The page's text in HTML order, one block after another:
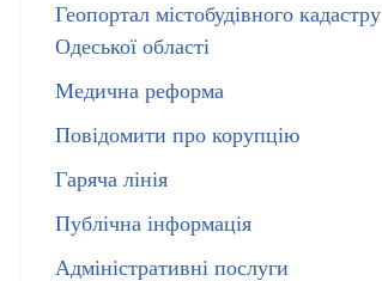
Геопортал містобудівного кадастру
Одеської області
Медична реформа
Повідомити про корупцію
Гаряча лінія
Публічна інформація
Адміністративні послуги